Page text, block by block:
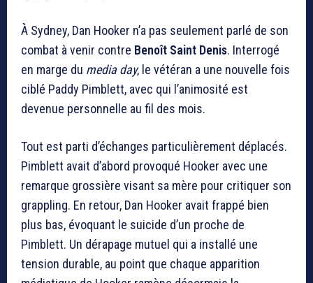
À Sydney, Dan Hooker n’a pas seulement parlé de son
combat à venir contre Benoît Saint Denis. Interrogé
en marge du media day, le vétéran a une nouvelle fois
ciblé Paddy Pimblett, avec qui l’animosité est
devenue personnelle au fil des mois.
Tout est parti d’échanges particulièrement déplacés.
Pimblett avait d’abord provoqué Hooker avec une
remarque grossière visant sa mère pour critiquer son
grappling. En retour, Dan Hooker avait frappé bien
plus bas, évoquant le suicide d’un proche de
Pimblett. Un dérapage mutuel qui a installé une
tension durable, au point que chaque apparition